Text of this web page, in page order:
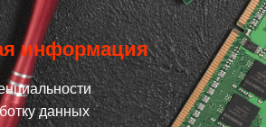
информация
данных